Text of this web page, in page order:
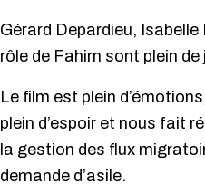
Gérard Depardieu,
rôle de Fahim sont plein
Le film est plein
plein d’espoir et nous fait
la gestion des flux
demande d’asile.